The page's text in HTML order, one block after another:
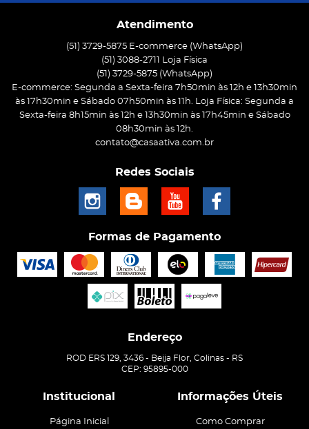
Atendimento
(51) 3729-5875 E-commerce (WhatsApp)
(51) 3088-2711 Loja Física
(51) 3729-5875 (WhatsApp)
E-commerce: Segunda a Sexta-feira 7h50min às 12h e 13h30min
às 17h30min e Sábado 07h50min às 11h. Loja Física: Segunda a
Sexta-feira 8h15min às 12h e 13h30min às 17h45min e Sábado
08h30min às 12h.
contato@casaativa.com.br
Redes Sociais
Formas de Pagamento
Endereço
ROD ERS 129, 3436 - Beija Flor, Colinas - RS
CEP: 95895-000
Institucional
Página Inicial
Informações Úteis
Como Comprar